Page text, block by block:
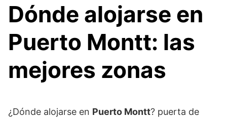
Dónde alojarse en
Puerto Montt: las
mejores zonas
¿Dónde alojarse en Puerto Montt? puerta de